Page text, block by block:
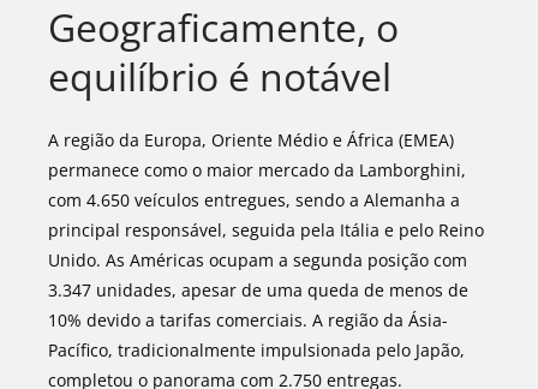
Geograficamente, o
equilíbrio é notável
A região da Europa, Oriente Médio e África (EMEA)
permanece como o maior mercado da Lamborghini,
com 4.650 veículos entregues, sendo a Alemanha a
principal responsável, seguida pela Itália e pelo Reino
Unido. As Américas ocupam a segunda posição com
3.347 unidades, apesar de uma queda de menos de
10% devido a tarifas comerciais. A região da Ásia-
Pacífico, tradicionalmente impulsionada pelo Japão,
completou o panorama com 2.750 entregas.